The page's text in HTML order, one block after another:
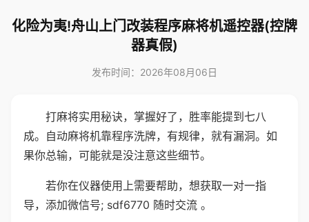
化险为夷!舟山上门改装程序麻将机遥控器(控牌
器真假)
发布时间：2026年08月06日
打麻将实用秘诀，掌握好了，胜率能提到七八
成。自动麻将机靠程序洗牌，有规律，就有漏洞。如
果你总输，可能就是没注意这些细节。
若你在仪器使用上需要帮助，想获取一对一指
导，添加微信号; sdf6770 随时交流 。